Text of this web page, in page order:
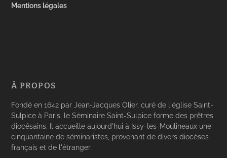
Mentions légales
À PROPOS
Fondé en 1642 par Jean-Jacques Olier, curé de l'église Saint-
Sulpice à Paris, le Séminaire Saint-Sulpice forme des prêtres
diocésains. Il accueille aujourd'hui à Issy-les-Moulineaux une
cinquantaine de séminaristes, provenant de divers diocèses
français et de l'étranger.